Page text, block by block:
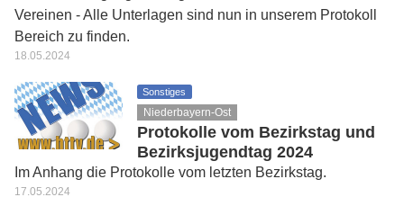
Vereinen - Alle Unterlagen sind nun in unserem Protokoll
Bereich zu finden.
18.05.2024
Sonstiges
Niederbayern-Ost
Protokolle vom Bezirkstag und
Bezirksjugendtag 2024
Im Anhang die Protokolle vom letzten Bezirkstag.
17.05.2024